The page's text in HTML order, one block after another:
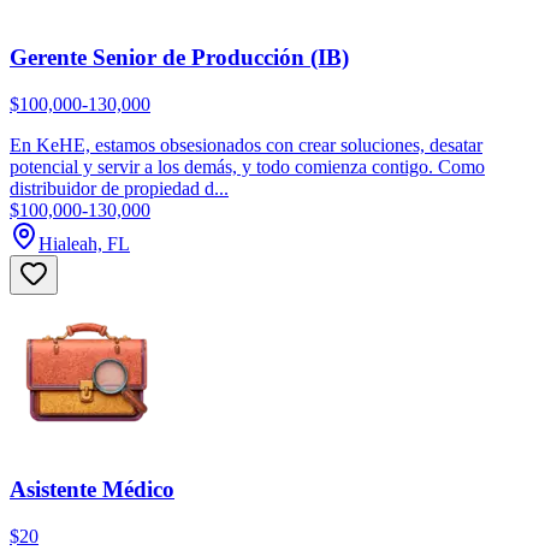
Gerente Senior de Producción (IB)
$100,000-130,000
En KeHE, estamos obsesionados con crear soluciones, desatar
potencial y servir a los demás, y todo comienza contigo. Como
distribuidor de propiedad d...
$100,000-130,000
Hialeah, FL
Asistente Médico
$20